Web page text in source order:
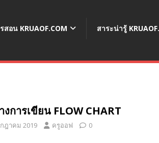
สอน KRUAOF.COM สาระน่ารู้
งการเขียน FLOW CHART
ฎาคม 2019 ครูออฟ 0